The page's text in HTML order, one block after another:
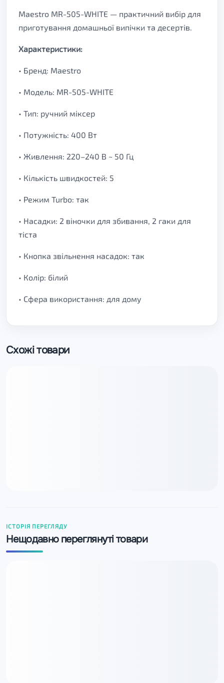
Maestro MR-505-WHITE — практичний вибір для
приготування домашньої випічки та десертів.
Характеристики:
• Бренд: Maestro
• Модель: MR-505-WHITE
• Тип: ручний міксер
• Потужність: 400 Вт
• Живлення: 220–240 В ~ 50 Гц
• Кількість швидкостей: 5
• Режим Turbo: так
• Насадки: 2 віночки для збивання, 2 гаки для
тіста
• Кнопка звільнення насадок: так
• Колір: білий
• Сфера використання: для дому
Схожі товари
ІСТОРІЯ ПЕРЕГЛЯДУ
Нещодавно переглянуті товари